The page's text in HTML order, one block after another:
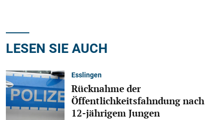
LESEN SIE AUCH
Esslingen
Rücknahme der
Öffentlichkeitsfahndung nach
12-jährigem Jungen